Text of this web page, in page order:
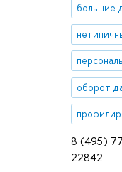
8 (495)
22842
большие
оборот